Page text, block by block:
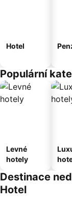
Hotel
Populární
Levné
hotely
Destinace
Hotel